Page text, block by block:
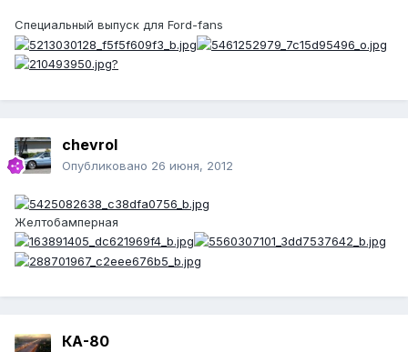
Специальный выпуск для Ford-fans
chevrol
Опубликовано 26 июня, 2012
Желтобамперная
КА-80